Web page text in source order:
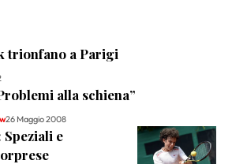
trionfano a Parigi
alla schiena”
26 Maggio 2008
e